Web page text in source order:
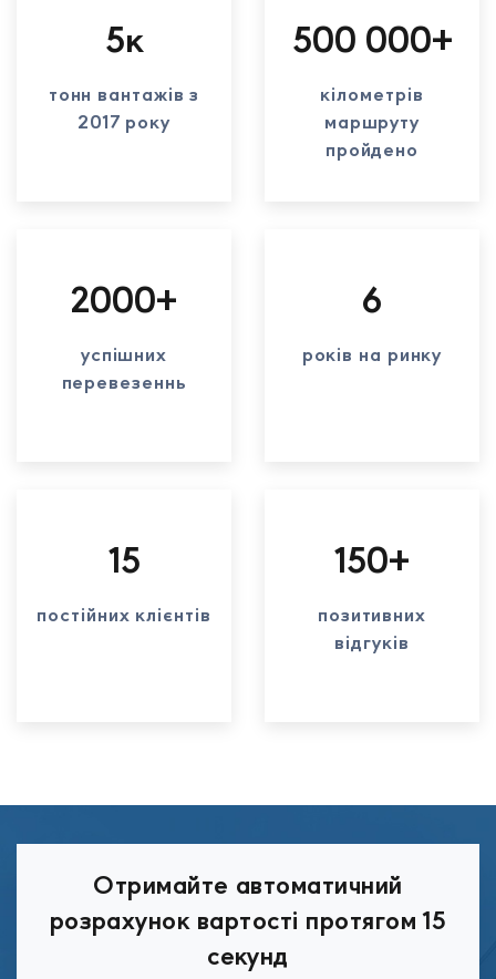
5к
тонн вантажів з
2017 року
500 000+
кілометрів
маршруту
пройдено
2000+
успішних
перевезеннь
6
років на ринку
15
постійних клієнтів
150+
позитивних
відгуків
Отримайте автоматичний
розрахунок вартості протягом 15
секунд